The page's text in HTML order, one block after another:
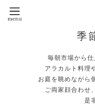
季
毎朝市場から
アラカルト料理
お庭を眺めながら
ご両家顔合わせ
是